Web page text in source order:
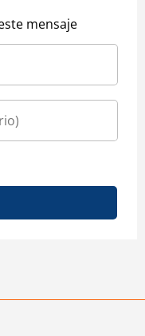
mensaje